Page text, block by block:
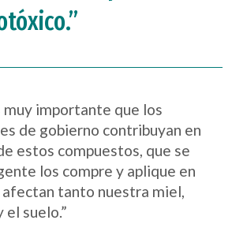
muy importante que los
de gobierno contribuyan en
estos compuestos, que se
los compre y aplique en
afectan tanto nuestra miel,
el suelo.”